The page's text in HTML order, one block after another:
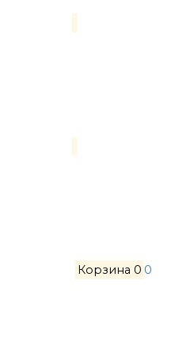
Корзина 0 0